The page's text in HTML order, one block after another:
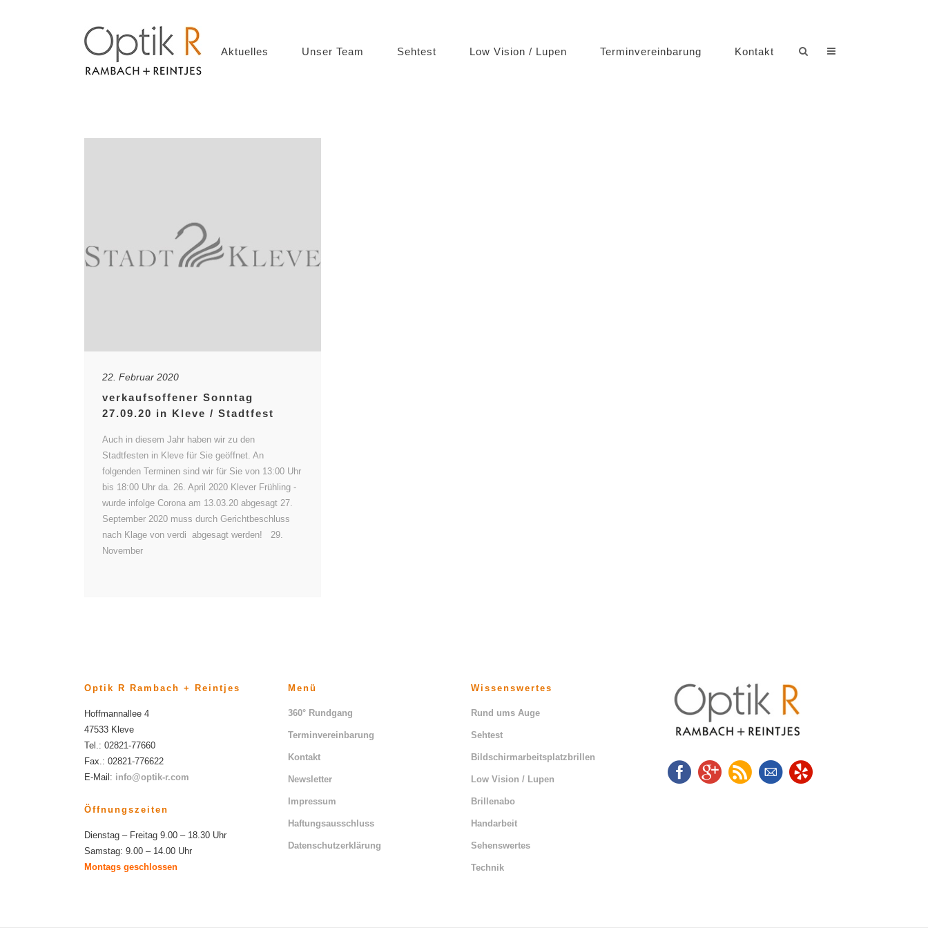
Aktuelles Unser Team Sehtest Low Vision / Lupen Terminvereinbarung Kontakt
22. Februar 2020
verkaufsoffener Sonntag
27.09.20 in Kleve / Stadtfest
Auch in diesem Jahr haben wir zu den
Stadtfesten in Kleve für Sie geöffnet. An
folgenden Terminen sind wir für Sie von 13:00 Uhr
bis 18:00 Uhr da. 26. April 2020 Klever Frühling -
wurde infolge Corona am 13.03.20 abgesagt 27.
September 2020 muss durch Gerichtbeschluss
nach Klage von verdi abgesagt werden! 29.
November
Optik R Rambach + Reintjes
Hoffmannallee 4
47533 Kleve
Tel.: 02821-77660
Fax.: 02821-776622
E-Mail: info@optik-r.com
Öffnungszeiten
Dienstag – Freitag 9.00 – 18.30 Uhr
Samstag: 9.00 – 14.00 Uhr
Montags geschlossen
Menü
360° Rundgang
Terminvereinbarung
Kontakt
Newsletter
Impressum
Haftungsausschluss
Datenschutzerklärung
Wissenswertes
Rund ums Auge
Sehtest
Bildschirmarbeitsplatzbrillen
Low Vision / Lupen
Brillenabo
Handarbeit
Sehenswertes
Technik